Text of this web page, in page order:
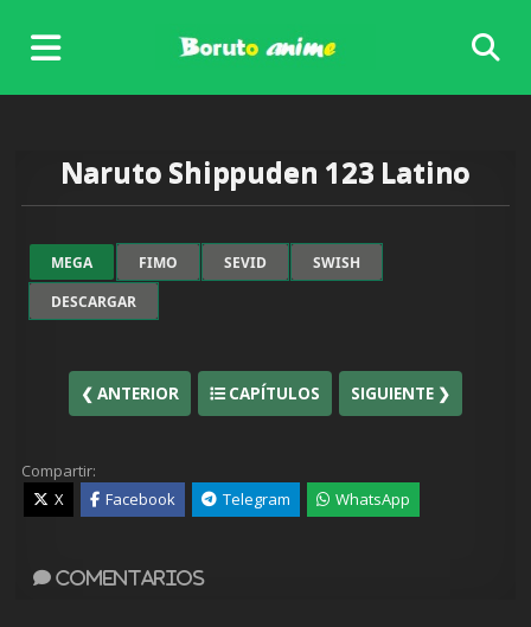
content
Naruto Shippuden 123 Latino
MEGA FIMO SEVID
SWISH
DESCARGAR
❮ ANTERIOR CAPÍTULOS SIGUIENTE ❯
Compartir:
X
Facebook Telegram WhatsApp
Comentarios